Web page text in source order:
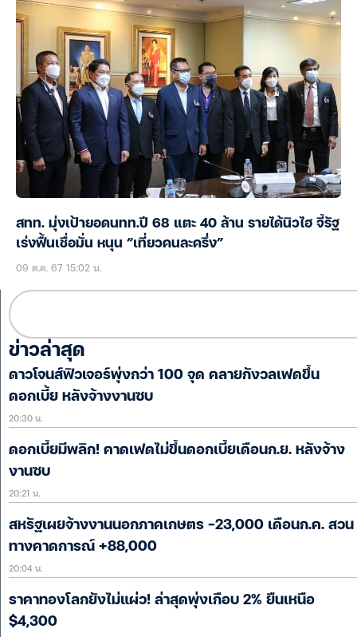
สทท. มุ่งเป้ายอดนทท.ปี 68 แตะ 40 ล้าน รายได้นิวไฮ จี้รัฐ
เร่งฟื้นเชื่อมั่น หนุน “เที่ยวคนละครึ่ง”
09 ต.ค. 67 15:02 น.
ข่าวล่าสุด
ดาวโจนส์ฟิวเจอร์พุ่งกว่า 100 จุด คลายกังวลเฟดขึ้น
ดอกเบี้ย หลังจ้างงานซบ
20:30 น.
ดอกเบี้ยมีพลิก! คาดเฟดไม่ขึ้นดอกเบี้ยเดือนก.ย. หลังจ้าง
งานซบ
20:21 น.
สหรัฐเผยจ้างงานนอกภาคเกษตร -23,000 เดือนก.ค. สวน
ทางคาดการณ์ +88,000
20:04 น.
ราคาทองโลกยังไม่แผ่ว! ล่าสุดพุ่งเกือบ 2% ยืนเหนือ
$4,300